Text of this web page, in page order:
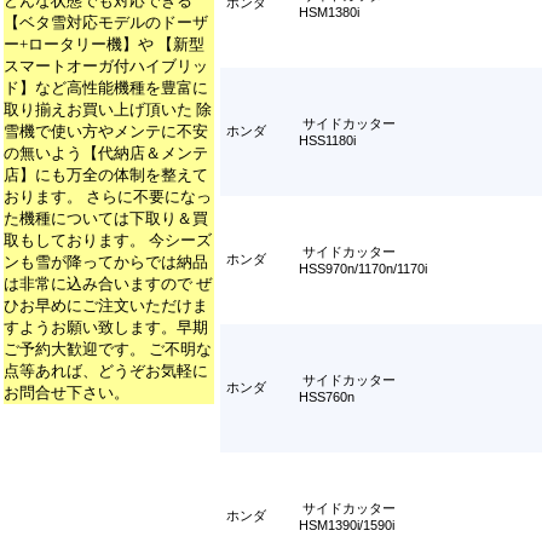
【ベタ雪対応モデルのドーザ
ー+ロータリー機】や 【新型
スマートオーガ付ハイブリッ
ド】など高性能機種を豊富に
取り揃えお買い上げ頂いた 除
雪機で使い方やメンテに不安
の無いよう【代納店＆メンテ
店】にも万全の体制を整えて
おります。 さらに不要になっ
た機種については下取り＆買
取もしております。 今シーズ
ンも雪が降ってからでは納品
は非常に込み合いますので ぜ
ひお早めにご注文いただけま
すようお願い致します。早期
ご予約大歓迎です。 ご不明な
点等あれば、どうぞお気軽に
お問合せ下さい。
HSM1380i
ホンダ
サイドカッター
HSS1180i
ホンダ
サイドカッター
HSS970n/1170n/1170i
ホンダ
サイドカッター
HSS760n
ホンダ
サイドカッター
HSM1390i/1590i